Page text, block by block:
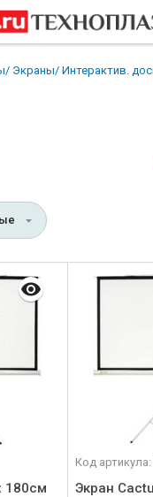
Экраны/ Интерактив.
180см
Код
Экран